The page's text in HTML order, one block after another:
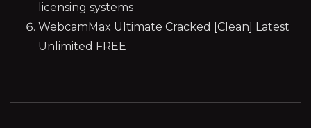
licensing systems
WebcamMax Ultimate Cracked [Clean] Latest
Unlimited FREE